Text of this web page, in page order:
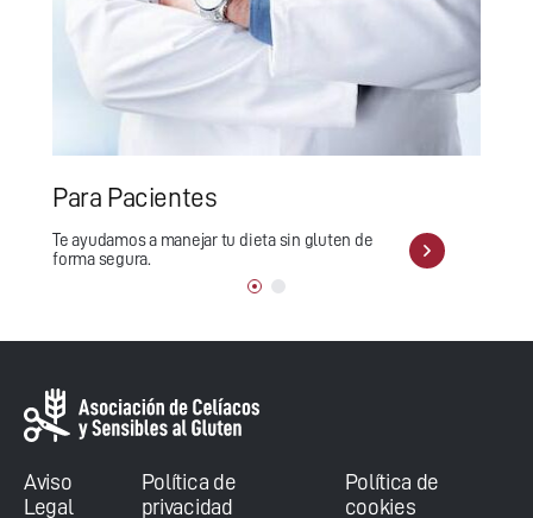
Para Pacientes
Te ayudamos a manejar tu dieta sin gluten de
forma segura.
Aviso
Legal
Política de
privacidad
Política de
cookies